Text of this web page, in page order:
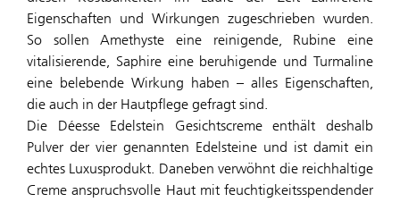
Eigenschaften und Wirkungen zugeschrieben wurden.
So sollen Amethyste eine reinigende, Rubine eine
vitalisierende, Saphire eine beruhigende und Turmaline
eine belebende Wirkung haben – alles Eigenschaften,
die auch in der Hautpflege gefragt sind.
Die Déesse Edelstein Gesichtscreme enthält deshalb
Pulver der vier genannten Edelsteine und ist damit ein
echtes Luxusprodukt. Daneben verwöhnt die reichhaltige
Creme anspruchsvolle Haut mit feuchtigkeitsspendender